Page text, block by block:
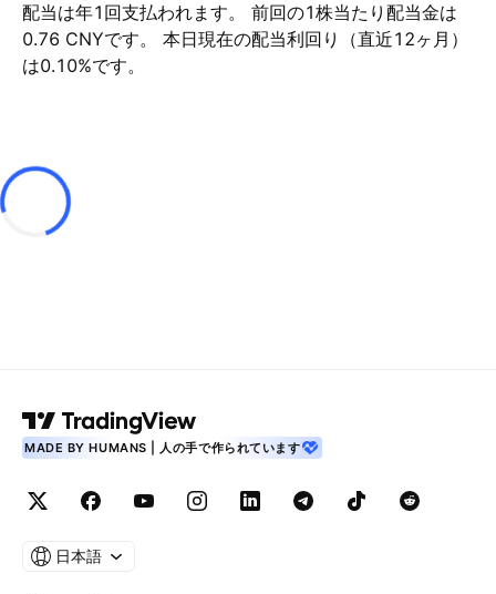
配当は年1回支払われます。 前回の1株当たり配当金は
0.76 CNYです。 本日現在の配当利回り（直近12ヶ月）
は0.10%です。
MADE BY HUMANS | 人の手で作られています
日本語